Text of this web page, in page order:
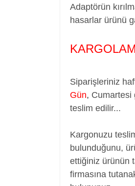
Adaptörün
hasarlar ürünü
Siparişleriniz
Gün, Cumartesi
teslim edilir...
Kargonuzu
bulunduğunu,
ettiğiniz ürünün
firmasına